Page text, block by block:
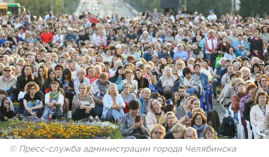
© Пресс-служба администрации города Челябинска